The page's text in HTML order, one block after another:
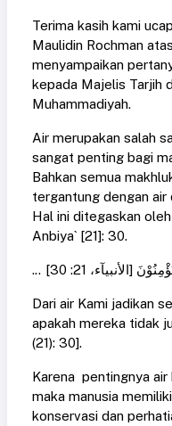
Terima kasih kami
Maulidin Rochman
menyampaikan
kepada Majelis Tarjih
Muhammadiyah.
Air merupakan salah
sangat penting bagi
Bahkan semua
tergantung dengan air
Hal ini ditegaskan
Anbiya` [21]: 30.
Dari air Kami jadikan
apakah mereka tidak
(21): 30].
Karena pentingnya air
maka manusia
konservasi dan